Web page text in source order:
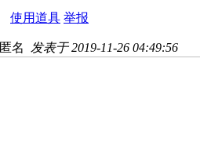
使用道具 举报
匿名 发表于 2019-11-26 04:49:56